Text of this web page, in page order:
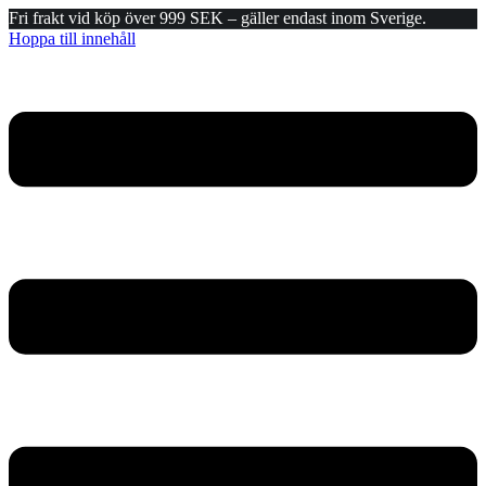
Fri frakt vid köp över 999 SEK – gäller endast inom Sverige.
Hoppa till innehåll